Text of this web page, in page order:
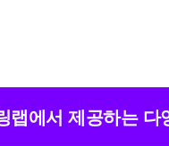
랩에서 제공하는